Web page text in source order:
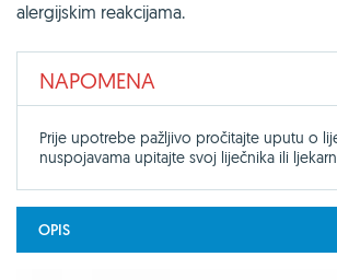
alergijskim reakcijama.
NAPOMENA
Prije upotrebe pažljivo pročitajte uputu o
nuspojavama upitajte svoj liječnika ili
OPIS